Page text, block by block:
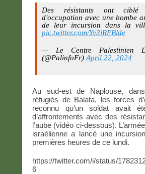
Des résistants ont ciblé
d'occupation avec une bombe
de leur incursion dans la
pic.twitter.com/Yv3iRFBlde
— Le Centre Palestinien
(@PalinfoFr) April 22, 2024
Au sud-est de Naplouse,
réfugiés de Balata, les forces
reconnu qu’un soldat avait
d’affrontements avec des
l’aube (vidéo ci-dessous).
israélienne a lancé une
premières heures de ce lundi.
https://twitter.com/i/status/
6